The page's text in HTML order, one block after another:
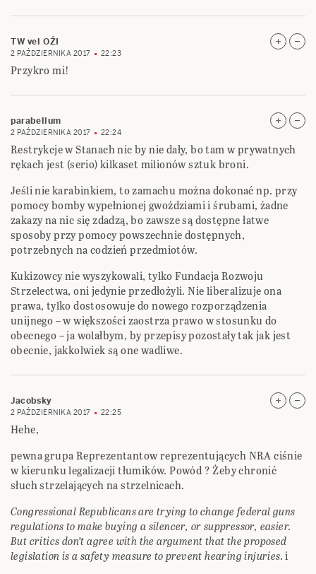
TW vel OŹI
2 PAŹDZIERNIKA 2017 22:23
Przykro mi!
parabellum
2 PAŹDZIERNIKA 2017 22:24
Restrykcje w Stanach nic by nie dały, bo tam w prywatnych
rękach jest (serio) kilkaset milionów sztuk broni.
Jeśli nie karabinkiem, to zamachu można dokonać np. przy
pomocy bomby wypełnionej gwoździami i śrubami, żadne
zakazy na nic się zdadzą, bo zawsze są dostępne łatwe
sposoby przy pomocy powszechnie dostępnych,
potrzebnych na codzień przedmiotów.
Kukizowcy nie wyszykowali, tylko Fundacja Rozwoju
Strzelectwa, oni jedynie przedłożyli. Nie liberalizuje ona
prawa, tylko dostosowuje do nowego rozporządzenia
unijnego – w większości zaostrza prawo w stosunku do
obecnego – ja wolałbym, by przepisy pozostały tak jak jest
obecnie, jakkolwiek są one wadliwe.
Jacobsky
2 PAŹDZIERNIKA 2017 22:25
Hehe,
pewna grupa Reprezentantow reprezentujących NRA ciśnie
w kierunku legalizacji tłumików. Powód ? Żeby chronić
słuch strzelających na strzelnicach.
Congressional Republicans are trying to change federal guns
regulations to make buying a silencer, or suppressor, easier.
But critics don’t agree with the argument that the proposed
legislation is a safety measure to prevent hearing injuries.i